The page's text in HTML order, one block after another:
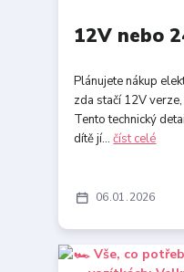
06 01 2026
12V nebo
Plánujete nákup
zda stačí 12V
Tento technický
dítě jí...číst celé